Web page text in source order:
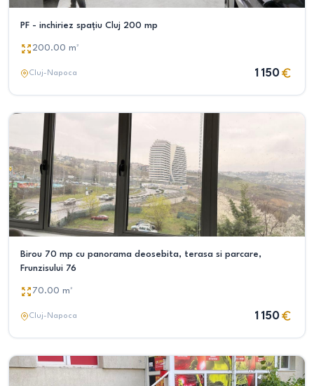
PF - inchiriez spațiu Cluj 200 mp
200.00 m²
Cluj-Napoca 1 150
Birou 70 mp cu panorama deosebita, terasa si parcare,
Frunzisului 76
70.00 m²
Cluj-Napoca 1 150